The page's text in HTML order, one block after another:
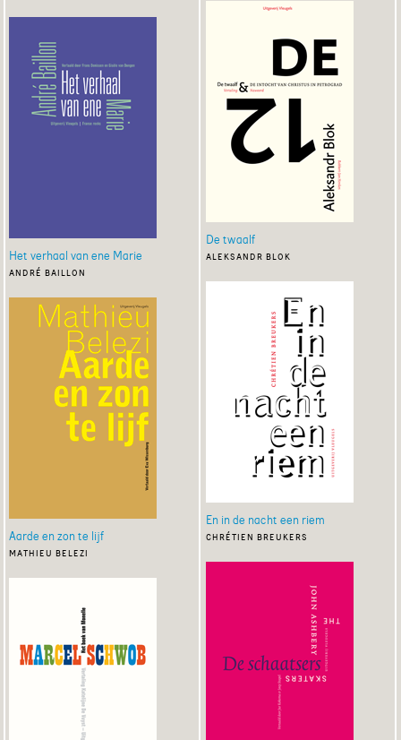
Het verhaal van ene Marie
andré baillon
Aarde en zon te lijf
mathieu belezi
De twaalf
aleksandr blok
En in de nacht een riem
chrétien breukers